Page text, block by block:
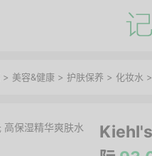
> 美容&健康 > 护肤保养 > 化妆水 >